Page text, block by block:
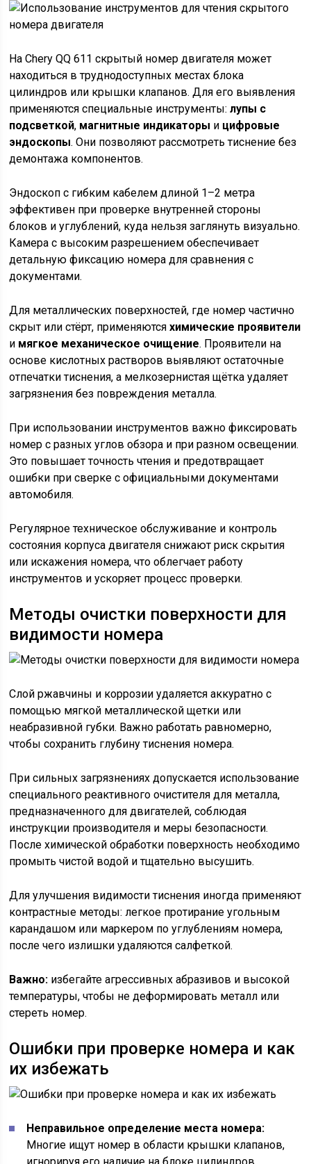
На Chery QQ 611 скрытый номер двигателя может
находиться в труднодоступных местах блока
цилиндров или крышки клапанов. Для его выявления
применяются специальные инструменты:лупы с
подсветкой, магнитные индикаторы и цифровые
эндоскопы. Они позволяют рассмотреть тиснение без
демонтажа компонентов.
Эндоскоп с гибким кабелем длиной 1–2 метра
эффективен при проверке внутренней стороны
блоков и углублений, куда нельзя заглянуть визуально.
Камера с высоким разрешением обеспечивает
детальную фиксацию номера для сравнения с
документами.
Для металлических поверхностей, где номер частично
скрыт или стёрт, применяютсяхимические проявители
и мягкое механическое очищение. Проявители на
основе кислотных растворов выявляют остаточные
отпечатки тиснения, а мелкозернистая щётка удаляет
загрязнения без повреждения металла.
При использовании инструментов важно фиксировать
номер с разных углов обзора и при разном освещении.
Это повышает точность чтения и предотвращает
ошибки при сверке с официальными документами
автомобиля.
Регулярное техническое обслуживание и контроль
состояния корпуса двигателя снижают риск скрытия
или искажения номера, что облегчает работу
инструментов и ускоряет процесс проверки.
Методы очистки поверхности для
видимости номера
Слой ржавчины и коррозии удаляется аккуратно с
помощью мягкой металлической щетки или
неабразивной губки. Важно работать равномерно,
чтобы сохранить глубину тиснения номера.
При сильных загрязнениях допускается использование
специального реактивного очистителя для металла,
предназначенного для двигателей, соблюдая
инструкции производителя и меры безопасности.
После химической обработки поверхность необходимо
промыть чистой водой и тщательно высушить.
Для улучшения видимости тиснения иногда применяют
контрастные методы: легкое протирание угольным
карандашом или маркером по углублениям номера,
после чего излишки удаляются салфеткой.
Важно: избегайте агрессивных абразивов и высокой
температуры, чтобы не деформировать металл или
стереть номер.
Ошибки при проверке номера и как
их избежать
Неправильное определение места номера:
Многие ищут номер в области крышки клапанов,